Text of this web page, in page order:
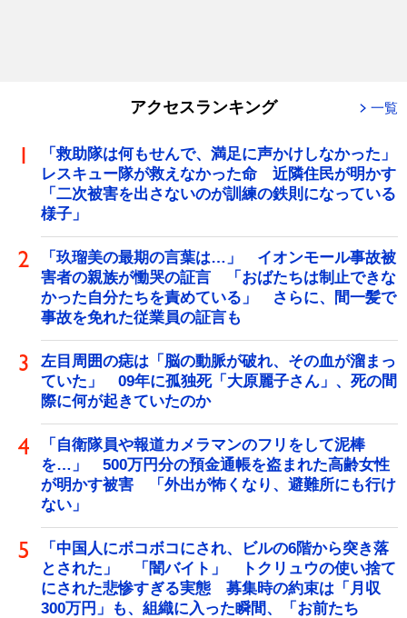
アクセスランキング 一覧
「救助隊は何もせんで、満足に声かけしなかった」
レスキュー隊が救えなかった命 近隣住民が明かす
「二次被害を出さないのが訓練の鉄則になっている
様子」
「玖瑠美の最期の言葉は…」 イオンモール事故被
害者の親族が慟哭の証言 「おばたちは制止できな
かった自分たちを責めている」 さらに、間一髪で
事故を免れた従業員の証言も
左目周囲の痣は「脳の動脈が破れ、その血が溜まっ
ていた」 09年に孤独死「大原麗子さん」、死の間
際に何が起きていたのか
「自衛隊員や報道カメラマンのフリをして泥棒
を…」 500万円分の預金通帳を盗まれた高齢女性
が明かす被害 「外出が怖くなり、避難所にも行け
ない」
「中国人にボコボコにされ、ビルの6階から突き落
とされた」 「闇バイト」 トクリュウの使い捨て
にされた悲惨すぎる実態 募集時の約束は「月収
300万円」も、組織に入った瞬間、「お前たち